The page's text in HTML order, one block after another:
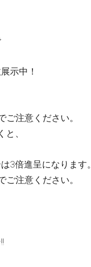
示中！
注意ください。
、
3倍進呈になります
注意ください。